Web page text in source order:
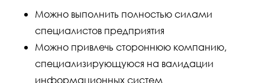
Можно выполнить полностью силами
специалистов предприятия
Можно привлечь стороннюю компанию,
специализирующуюся на валидации
информационных систем